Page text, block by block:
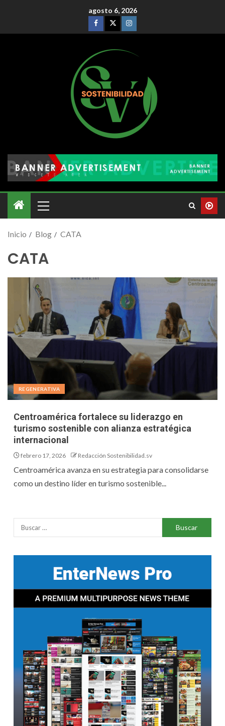
agosto 6, 2026
Inicio Blog CATA
CATA
REGENERATIVA
Centroamérica fortalece su liderazgo en
turismo sostenible con alianza estratégica
internacional
febrero 17, 2026 Redacción Sostenibilidad.sv
Centroamérica avanza en su estrategia para consolidarse
como un destino líder en turismo sostenible...